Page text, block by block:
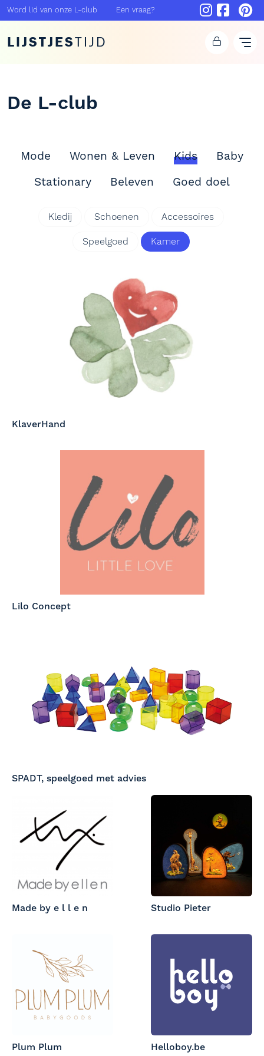
Word lid van onze L-club Een vraag?
LIJSTJESTIJD
De L-club
Mode Wonen & Leven Kids
Baby
Stationary
Beleven Goed doel
Kledij Schoenen Accessoires
Speelgoed Kamer
KlaverHand
Lilo Concept
SPADT, speelgoed met advies
Made by e l l e n Studio Pieter
Plum Plum Helloboy.be